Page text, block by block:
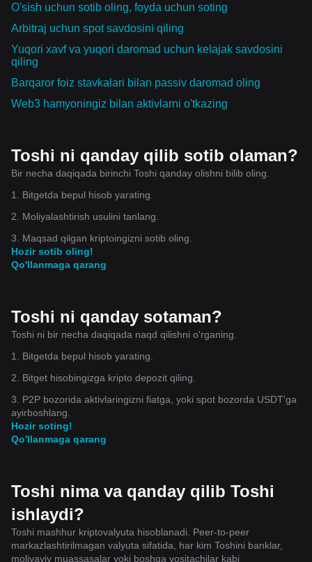
O'sish uchun sotib oling, foyda uchun soting
Arbitraj uchun spot savdosini qiling
Yuqori xavf va yuqori daromad uchun kelajak savdosini
qiling
Barqaror foiz stavkalari bilan passiv daromad oling
Web3 hamyoningiz bilan aktivlarni o'tkazing
Toshi ni qanday qilib sotib olaman?
Bir necha daqiqada birinchi Toshi qanday olishni bilib oling.
1. Bitgetda bepul hisob yarating.
2. Moliyalashtirish usulini tanlang.
3. Maqsad qilgan kriptoingizni sotib oling.
Hozir sotib oling!
Qo'llanmaga qarang
Toshi ni qanday sotaman?
Toshi ni bir necha daqiqada naqd qilishni o'rganing.
1. Bitgetda bepul hisob yarating.
2. Bitget hisobingizga kripto depozit qiling.
3. P2P bozorida aktivlaringizni fiatga, yoki spot bozorda USDT'ga
ayirboshlang.
Hozir soting!
Qo'llanmaga qarang
Toshi nima va qanday qilib Toshi
ishlaydi?
Toshi mashhur kriptovalyuta hisoblanadi. Peer-to-peer
markazlashtirilmagan valyuta sifatida, har kim Toshini banklar,
moliyaviy muassasalar yoki boshqa vositachilar kabi